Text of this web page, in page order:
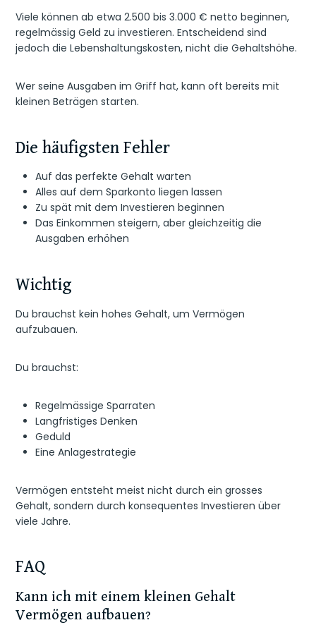
Viele können ab etwa 2.500 bis 3.000 € netto beginnen,
regelmässig Geld zu investieren. Entscheidend sind
jedoch die Lebenshaltungskosten, nicht die Gehaltshöhe.
Wer seine Ausgaben im Griff hat, kann oft bereits mit
kleinen Beträgen starten.
Die häufigsten Fehler
Auf das perfekte Gehalt warten
Alles auf dem Sparkonto liegen lassen
Zu spät mit dem Investieren beginnen
Das Einkommen steigern, aber gleichzeitig die
Ausgaben erhöhen
Wichtig
Du brauchst kein hohes Gehalt, um Vermögen
aufzubauen.
Du brauchst:
Regelmässige Sparraten
Langfristiges Denken
Geduld
Eine Anlagestrategie
Vermögen entsteht meist nicht durch ein grosses
Gehalt, sondern durch konsequentes Investieren über
viele Jahre.
FAQ
Kann ich mit einem kleinen Gehalt
Vermögen aufbauen?